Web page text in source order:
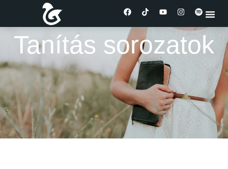
Tanítás sorozatok